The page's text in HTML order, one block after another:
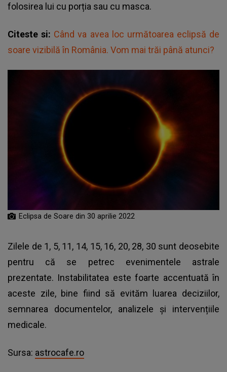
folosirea lui cu porția sau cu masca.
Citeste si: Când va avea loc următoarea eclipsă de
soare vizibilă în România. Vom mai trăi până atunci?
Eclipsa de Soare din 30 aprilie 2022
Zilele de 1, 5, 11, 14, 15, 16, 20, 28, 30 sunt deosebite
pentru că se petrec evenimentele astrale
prezentate. Instabilitatea este foarte accentuată în
aceste zile, bine fiind să evităm luarea deciziilor,
semnarea documentelor, analizele și intervențiile
medicale.
Sursa: astrocafe.ro